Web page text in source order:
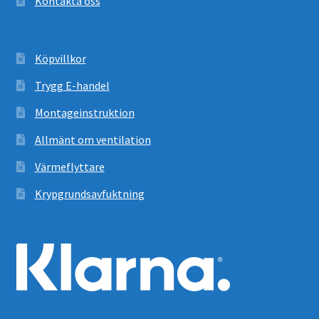
Köpvillkor
Trygg E-handel
Montageinstruktion
Allmänt om ventilation
Värmeflyttare
Krypgrundsavfuktning